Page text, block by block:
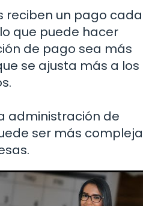
reciben un pago cada
que puede hacer
de pago sea más
se ajusta más a los
administración de
ser más compleja